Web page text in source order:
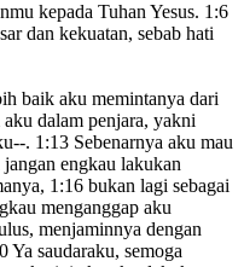
kepada Tuhan Yesus. 1:6
dan kekuatan, sebab hati
baik aku memintanya dari
dalam penjara, yakni
. 1:13 Sebenarnya aku mau
engkau lakukan
1:16 bukan lagi sebagai
menganggap aku
menjaminnya dengan
Ya saudaraku, semoga